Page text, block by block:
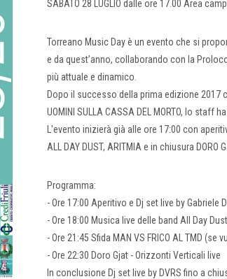
SABATO 28 LUGLIO dalle ore 17.00 Area
Torreano Music Day è un evento che si
e da quest’anno, collaborando con la
più attuale e dinamico.
Dopo il successo della prima edizione 2017
UOMINI SULLA CASSA DEL MORTO, lo
L'evento inizierà già alle ore 17:00 con
ALL DAY DUST, ARITMIA e in chiusura
Programma:
- Ore 17:00 Aperitivo e Dj set live by Gabriele
- Ore 18:00 Musica live delle band All Day
- Ore 21:45 Sfida MAN VS FRICO AL TMD (se
- Ore 22:30 Doro Gjat - Orizzonti Verticali live
In conclusione Dj set live by DVRS fino a